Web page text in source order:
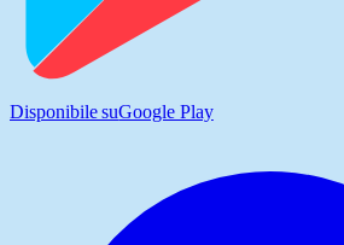
Disponibile suGoogle Play